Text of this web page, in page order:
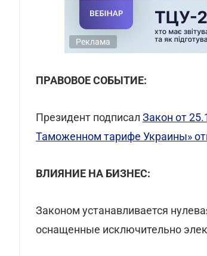
Реклама
ПРАВОВОЕ СОБЫТИЕ:
Президент подписал Закон от
Таможенном тарифе Украины»
ВЛИЯНИЕ НА БИЗНЕС:
Законом устанавливается
оснащенные исключительно